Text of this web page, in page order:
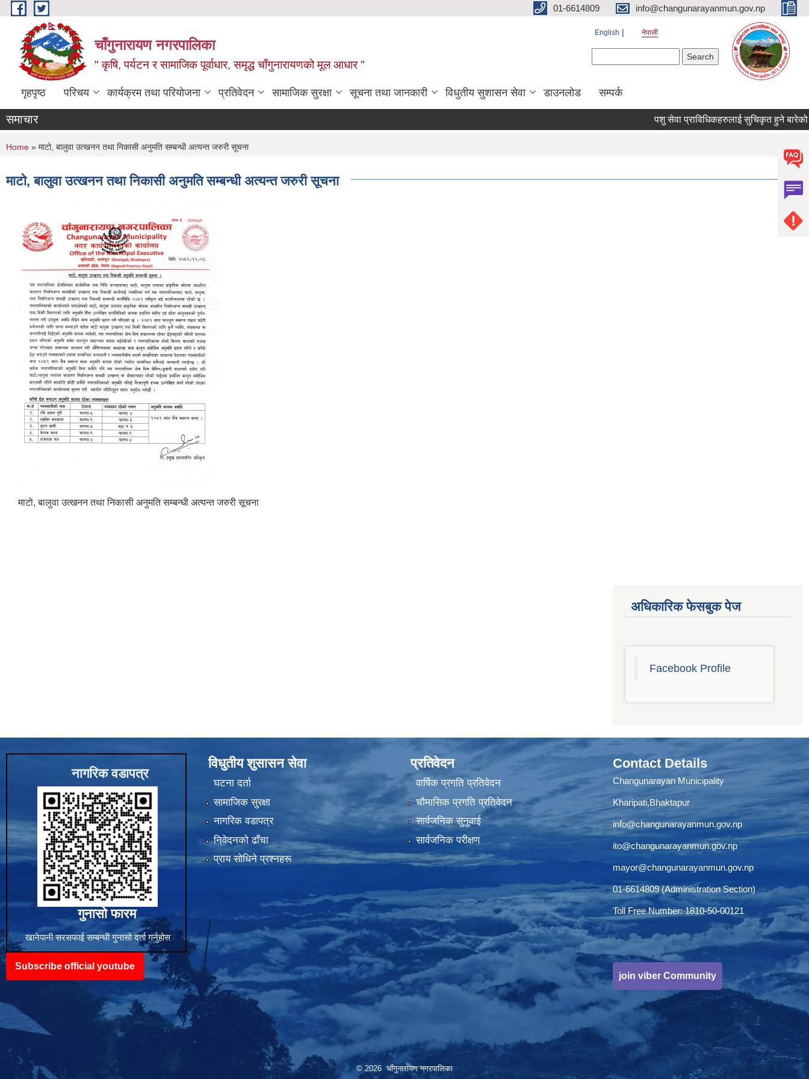
Skip to main content 01-6614809 info@changunarayanmun.gov.np
चाँगुनारायण नगरपालिका
" कृषि, पर्यटन र सामाजिक पूर्वाधार, समृद्ध चाँगुनारायणको मूल आधार "
English नेपाली
गृहपृष्ठ परिचय कार्यक्रम तथा परियोजना प्रतिवेदन सामाजिक सुरक्षा सूचना तथा जानकारी विधुतीय सुशासन सेवा डाउनलोड सम्पर्क
समाचार पशु सेवा प्राविधिकहरुलाई सुचिकृत हुने बारेको
You are here
Home » माटो, बालुवा उत्खनन तथा निकासी अनुमति सम्बन्धी अत्यन्त जरुरी सूचना
माटो, बालुवा उत्खनन तथा निकासी अनुमति सम्बन्धी अत्यन्त जरुरी सूचना
माटो, बालुवा उत्खनन तथा निकासी अनुमति सम्बन्धी अत्यन्त जरुरी सूचना
अधिकारिक फेसबुक पेज
Facebook Profile
नागरिक वडापत्र
गुनासो फारम
खानेपानी सरसफाई सम्बन्धी गुनासो दर्ता गर्नुहोस
Subscribe official youtube
विधुतीय शुसासन सेवा
घटना दर्ता
सामाजिक सुरक्षा
नागरिक वडापत्र
निवेदनको ढाँचा
प्राय साेधिने प्रश्नहरू
प्रतिवेदन
वार्षिक प्रगति प्रतिवेदन
चौमासिक प्रगति प्रतिवेदन
सार्वजनिक सुनुवाई
सार्वजनिक परीक्षण
Contact Details
Changunarayan Municipality
Kharipati,Bhaktapur
info@changunarayanmun.gov.np
ito@changunarayanmun.gov.np
mayor@changunarayanmun.gov.np
01-6614809 (Administration Section)
Toll Free Number: 1810-50-00121
join viber Community
© 2026 चाँगुनारायण नगरपालिका